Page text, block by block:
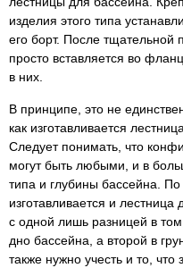
изделия этого типа
его борт. После тщательной
просто вставляется во
в них.
В принципе, это не
как изготавливается
Следует понимать, что
могут быть любыми, и в
типа и глубины бассейна.
изготавливается и лестница
с одной лишь разницей в
дно бассейна, а второй в
также нужно учесть и то, что